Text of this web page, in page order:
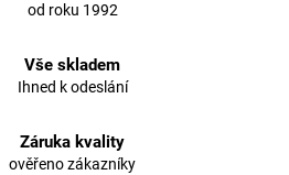
od roku 1992
Vše skladem
Ihned k odeslání
Záruka kvality
ověřeno zákazníky